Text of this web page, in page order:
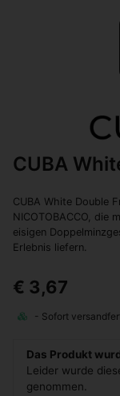
CUBA
CUBA White Double
NICOTOBACCO, die
eisigen
Erlebnis liefern.
€ 3,67
Das Produkt
Leider wurde
genommen.